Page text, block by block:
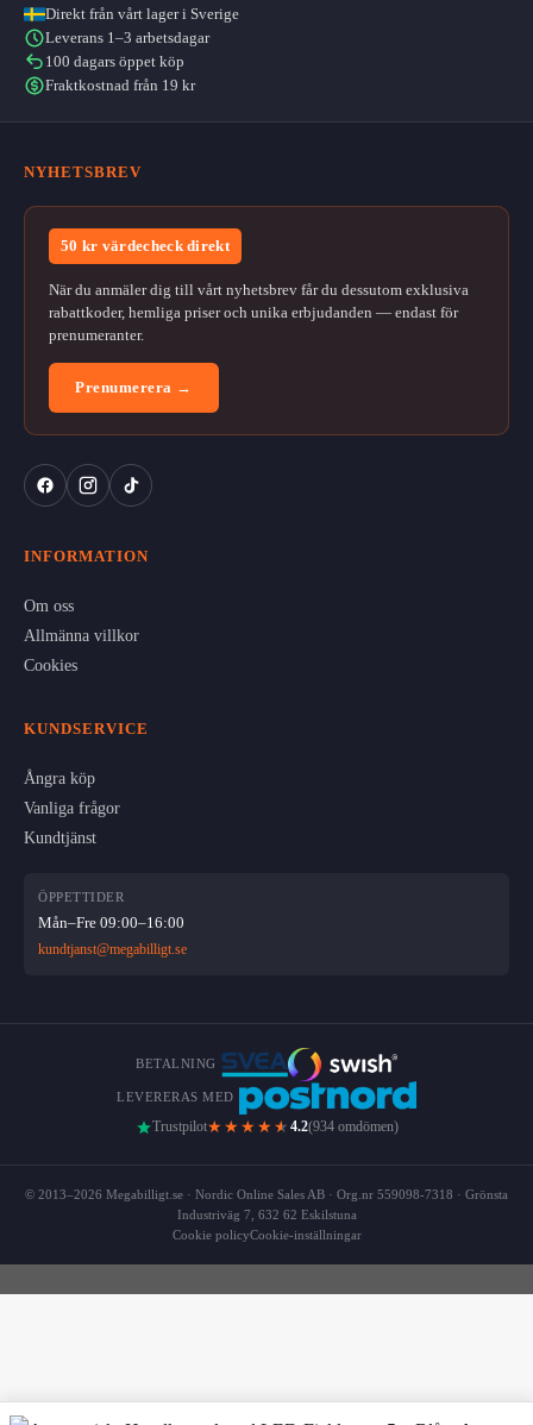
Direkt från vårt lager i Sverige
Leverans 1–3 arbetsdagar
100 dagars öppet köp
Fraktkostnad från 19 kr
NYHETSBREV
50 kr värdecheck direkt
När du anmäler dig till vårt nyhetsbrev får du dessutom exklusiva
rabattkoder, hemliga priser och unika erbjudanden — endast för
prenumeranter.
Prenumerera →
INFORMATION
Om oss
Allmänna villkor
Cookies
KUNDSERVICE
Ångra köp
Vanliga frågor
Kundtjänst
ÖPPETTIDER
Mån–Fre 09:00–16:00
kundtjanst@megabilligt.se
BETALNING
LEVERERAS MED
Trustpilot★★★★ ★ 4.2(934 omdömen)
© 2013–2026 Megabilligt.se · Nordic Online Sales AB · Org.nr 559098-7318 · Grönsta
Industriväg 7, 632 62 Eskilstuna
Cookie policyCookie-inställningar